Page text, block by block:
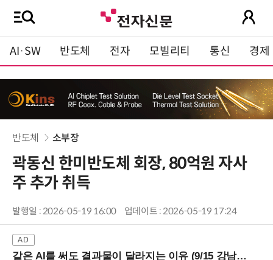
AI·SW 반도체 전자 모빌리티 통신 경제
반도체 소부장
곽동신 한미반도체 회장, 80억원 자사
주 추가 취득
발행일 : 2026-05-19 16:00 업데이트 : 2026-05-19 17:24
같은 AI를 써도 결과물이 달라지는 이유 (9/15 강남역)